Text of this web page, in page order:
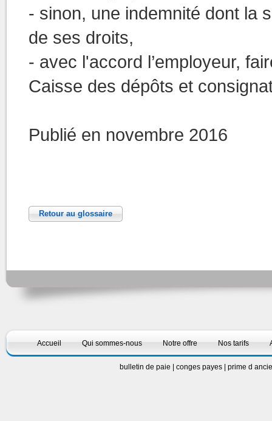
- sinon, une indemnité dont la
de ses droits,
- avec l'accord l’employeur,
Caisse des dépôts et
Publié en novembre 2016
Retour au glossaire
Accueil Qui sommes-nous Notre offre Nos tarifs
bulletin de paie conges payes prime d